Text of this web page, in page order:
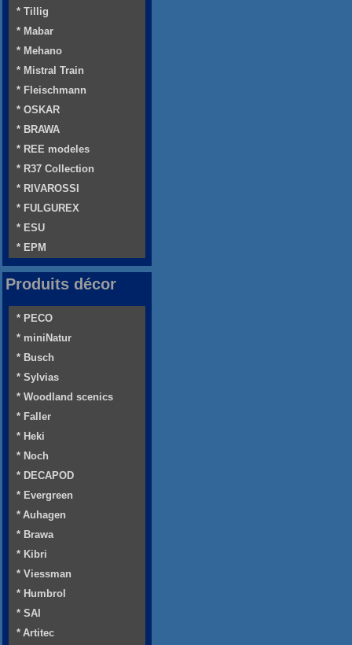
* Tillig
* Mabar
* Mehano
* Mistral Train
* Fleischmann
* OSKAR
* BRAWA
* REE modeles
* R37 Collection
* RIVAROSSI
* FULGUREX
* ESU
* EPM
Produits décor
* PECO
* miniNatur
* Busch
* Sylvias
* Woodland scenics
* Faller
* Heki
* Noch
* DECAPOD
* Evergreen
* Auhagen
* Brawa
* Kibri
* Viessman
* Humbrol
* SAI
* Artitec